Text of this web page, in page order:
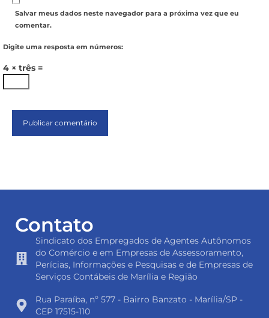
Salvar meus dados neste navegador para a próxima vez que eu
comentar.
Digite uma resposta em números:
4 × três =
Contato
Sindicato dos Empregados de Agentes Autônomos
do Comércio e em Empresas de Assessoramento,
Perícias, Informações e Pesquisas e de Empresas de
Serviços Contábeis de Marília e Região
Rua Paraíba, nº 577 - Bairro Banzato - Marília/SP -
CEP 17515-110